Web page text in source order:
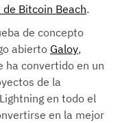
Bitcoin Beach.
de concepto
abierto Galoy,
ha convertido en un
de la
en todo el
en la mejor